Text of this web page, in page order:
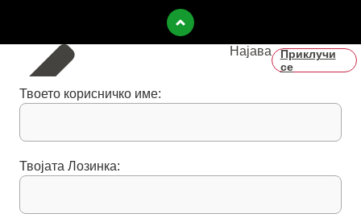
Најава
Приклучи
се
Твоето корисничко име:
Твојата Лозинка: